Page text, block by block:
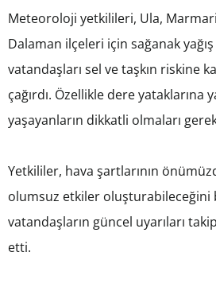
Meteoroloji yetkilileri, Ula,
Dalaman ilçeleri için sağanak
vatandaşları sel ve taşkın riskine
çağırdı. Özellikle dere yataklarına
yaşayanların dikkatli olmaları
Yetkililer, hava şartlarının
olumsuz etkiler oluşturabileceğini
vatandaşların güncel uyarıları
etti.